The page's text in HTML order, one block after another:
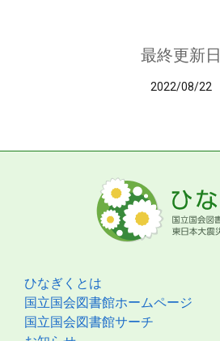
最終更新日
2022/08/22
ひなぎくとは
国立国会図書館ホームページ
国立国会図書館サーチ